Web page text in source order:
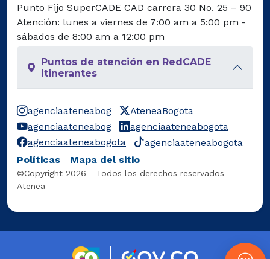
Punto Fijo SuperCADE CAD carrera 30 No. 25 – 90
Atención: lunes a viernes de 7:00 am a 5:00 pm -
sábados de 8:00 am a 12:00 pm
Puntos de atención en RedCADE
itinerantes
agenciaateneabog
AteneaBogota
agenciaateneabog
agenciaateneabogota
agenciaateneabogota
agenciaateneabogota
Políticas
Mapa del sitio
©Copyright 2026 - Todos los derechos reservados
Atenea
Logo marca Colombia Logo